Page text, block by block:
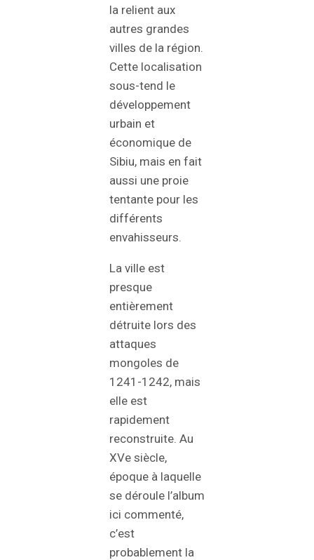
la relient aux
autres grandes
villes de la région.
Cette localisation
sous-tend le
développement
urbain et
économique de
Sibiu, mais en fait
aussi une proie
tentante pour les
différents
envahisseurs.
La ville est
presque
entièrement
détruite lors des
attaques
mongoles de
1241-1242, mais
elle est
rapidement
reconstruite. Au
XVe siècle,
époque à laquelle
se déroule l’album
ici commenté,
c’est
probablement la